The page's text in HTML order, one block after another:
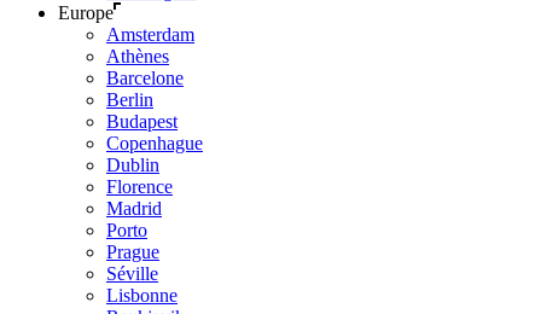
Europe
Amsterdam
Athènes
Barcelone
Berlin
Budapest
Copenhague
Dublin
Florence
Madrid
Porto
Prague
Séville
Lisbonne